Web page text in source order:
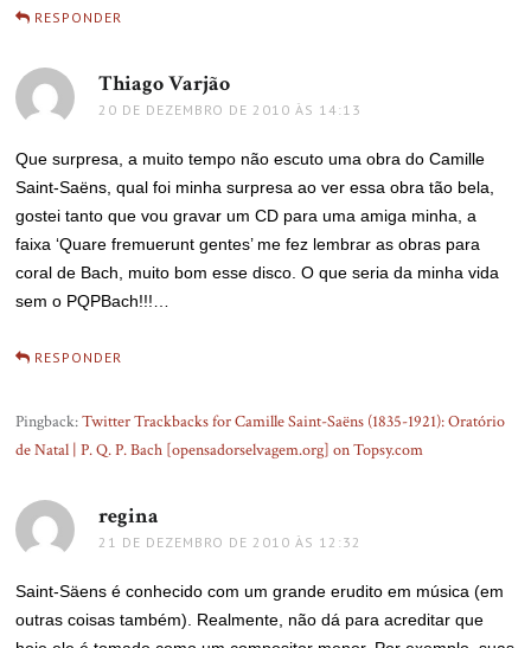
RESPONDER
Thiago Varjão
20 DE DEZEMBRO DE 2010 ÀS 14:13
Que surpresa, a muito tempo não escuto uma obra do Camille
Saint-Saëns, qual foi minha surpresa ao ver essa obra tão bela,
gostei tanto que vou gravar um CD para uma amiga minha, a
faixa ‘Quare fremuerunt gentes’ me fez lembrar as obras para
coral de Bach, muito bom esse disco. O que seria da minha vida
sem o PQPBach!!!…
RESPONDER
Pingback:Twitter Trackbacks for Camille Saint-Saëns (1835-1921): Oratório
de Natal | P. Q. P. Bach [opensadorselvagem.org] on Topsy.com
regina
21 DE DEZEMBRO DE 2010 ÀS 12:32
Saint-Säens é conhecido com um grande erudito em música (em
outras coisas também). Realmente, não dá para acreditar que